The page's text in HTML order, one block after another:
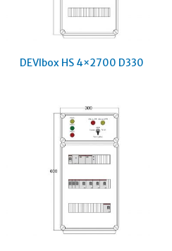
DEVIbox HS 4×2700 D330